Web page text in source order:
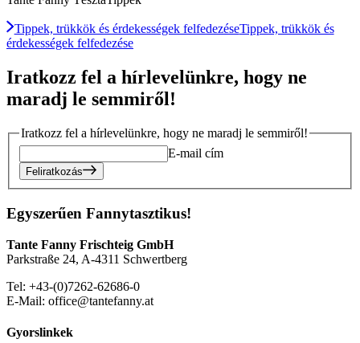
Tippek, trükkök és érdekességek felfedezéseTippek, trükkök és
érdekességek felfedezése
Iratkozz fel a hírlevelünkre, hogy ne
maradj le semmiről!
Iratkozz fel a hírlevelünkre, hogy ne maradj le semmiről!
E-mail cím
Feliratkozás
Egyszerűen Fannytasztikus!
Tante Fanny Frischteig GmbH
Parkstraße 24, A-4311 Schwertberg
Tel: +43-(0)7262-62686-0
E-Mail: office@tantefanny.at
Gyorslinkek